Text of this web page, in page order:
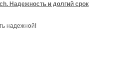
Надежность и долгий срок
надежной!